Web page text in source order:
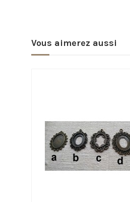
Vous aimerez aussi